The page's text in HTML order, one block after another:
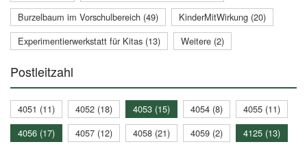
Burzelbaum im Vorschulbereich (49)
KinderMitWirkung (20)
Experimentierwerkstatt für Kitas (13)
Weitere (2)
Postleitzahl
4051 (11) 4052 (18) 4053 (15) 4054 (8)
4055 (11)
4056 (17)
4057 (12) 4058 (21) 4059 (2) 4125 (13)